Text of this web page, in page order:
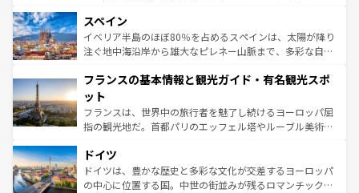
ろん、トスカーナの美しい田園風景やアマルフィ海岸の絶
景など、自然景観も見逃せない。観光の合間には、本場の
ピザやパスタなど、絶品のイタリア料理を堪能することも
ませてくれるイタリアで、忘れられない旅をしてみよう！
なお、新着のイタリア情報は
しい。
スペイン
イベリア半島のほぼ80％を占めるスペインは、太陽が降り
注ぐ地中海沿岸から雄大なピレネー山脈まで、多彩な自然
文化が根付くこの国では、情熱的なフラメンコ、熱気あふ
れる闘牛、そして美味しいタパスが生活の一部となってい
る。首都マドリードの洗練された雰囲気や、バルセロナの
アートに溢れた街角から、地方では古代ローマ遺跡や中世
せる。地方によって風土や気候が異なるスペインはその個
性で訪れる人を魅了する。 なお、新着のスペイン情報は コ
ンテンツ一覧を参照してほしい。
フランスの基本情報と観光ガイド・有名観光スポ
ット
フランスは、世界中の旅行者を魅了し続けるヨーロッパ屈
指の観光地だ。首都パリのエッフェル塔やルーブル美術館
で、幅広い魅力が詰まっている。華麗な宮殿、歴史的な大
聖堂、美しいビーチ、そして豊かな自然が、訪れる者を心
から魅了する。また、フランスは美食の国としても知ら
ドイツ
ドイツは、豊かな歴史と多彩な文化が交差するヨーロッパ
の中心に位置する国。中世の街並みが残るロマンチック街